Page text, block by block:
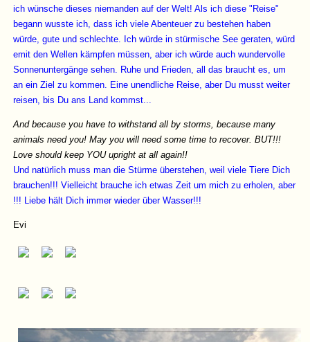
ich wünsche dieses niemanden auf der Welt! Als ich diese "Reise"
begann wusste ich, dass ich viele Abenteuer zu bestehen haben
würde, gute und schlechte. Ich würde in stürmische See geraten, würd
emit den Wellen kämpfen müssen, aber ich würde auch wundervolle
Sonnenuntergänge sehen. Ruhe und Frieden, all das braucht es, um
an ein Ziel zu kommen. Eine unendliche Reise, aber Du musst weiter
reisen, bis Du ans Land kommst...
And because you have to withstand all by storms, because many
animals need you! May you will need some time to recover. BUT!!!
Love should keep YOU upright at all again!!
Und natürlich muss man die Stürme überstehen, weil viele Tiere Dich
brauchen!!! Vielleicht brauche ich etwas Zeit um mich zu erholen, aber
!!! Liebe hält Dich immer wieder über Wasser!!!
Evi